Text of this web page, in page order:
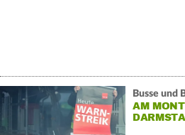
Busse und
AM